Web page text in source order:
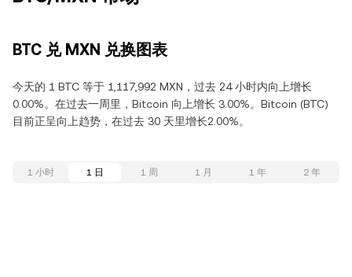
BTC 兑 MXN 兑换图表
今天的 1 BTC 等于 1,117,992 MXN，过去 24 小时内向上增长
0.00%。在过去一周里，Bitcoin 向上增长 3.00%。Bitcoin (BTC)
目前正呈向上趋势，在过去 30 天里增长2.00%。
1 小时 1 日 1 周 1 月 1 年 2 年